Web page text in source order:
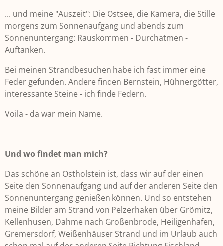
... und meine "Auszeit": Die Ostsee, die Kamera, die Stille
morgens zum Sonnenaufgang und abends zum
Sonnenuntergang: Rauskommen - Durchatmen -
Auftanken.
Bei meinen Strandbesuchen habe ich fast immer eine
Feder gefunden. Andere finden Bernstein, Hühnergötter,
interessante Steine - ich finde Federn.
Voila - da war mein Name.
Und wo findet man mich?
Das schöne an Ostholstein ist, dass wir auf der einen
Seite den Sonnenaufgang und auf der anderen Seite den
Sonnenuntergang genießen können. Und so entstehen
meine Bilder am Strand von Pelzerhaken über Grömitz,
Kellenhusen, Dahme nach Großenbrode, Heiligenhafen,
Gremersdorf, Weißenhäuser Strand und im Urlaub auch